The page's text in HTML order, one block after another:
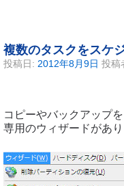
複数のタスクをスケ
投稿日: 2012年8月9日 投稿
コピーやバックアップ
専用のウィザードがあり